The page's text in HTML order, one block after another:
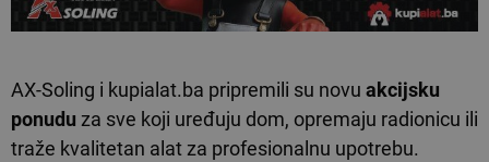
AX-Soling i kupialat.ba pripremili su novu akcijsku
ponudu za sve koji uređuju dom, opremaju radionicu ili
traže kvalitetan alat za profesionalnu upotrebu.